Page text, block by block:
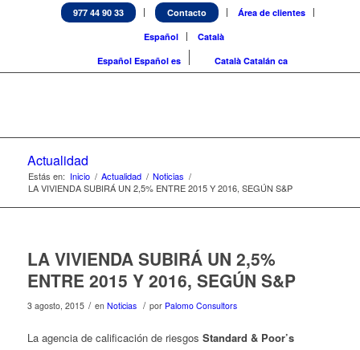
977 44 90 33 Contacto
Área de clientes
Español
Català
Español Español es Català Catalán ca
Actualidad
Estás en: Inicio / Actualidad / Noticias /
LA VIVIENDA SUBIRÁ UN 2,5% ENTRE 2015 Y 2016, SEGÚN S&P
LA VIVIENDA SUBIRÁ UN 2,5%
ENTRE 2015 Y 2016, SEGÚN S&P
3 agosto, 2015 / en Noticias / por Palomo Consultors
La agencia de calificación de riesgos Standard & Poor’s